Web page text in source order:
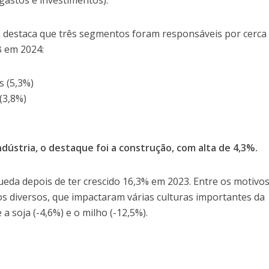
destaca que três segmentos foram responsáveis por cerca
2024:
(5,3%)
o destaque foi a construção, com alta de 4,3%.
depois de ter crescido 16,3% em 2023. Entre os
diversos, que impactaram várias culturas importantes da
soja (-4,6%) e o milho (-12,5%).